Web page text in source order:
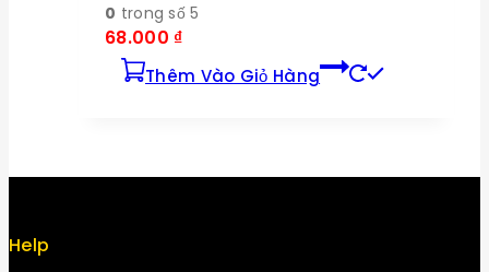
0 trong số 5
68.000 ₫
Thêm Vào Giỏ Hàng
Help